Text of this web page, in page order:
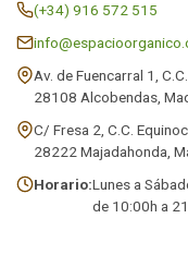
(+34) 916 572 515
Av. de Fuencarral 1,
28108 Alcobendas,
C/ Fresa 2, C.C.
28222 Majadahonda,
Horario:Lunes a
de 10:00h a